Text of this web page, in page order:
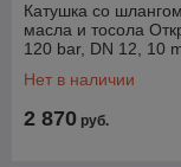
Катушка со
масла и тосола
120 bar, DN 12, 10
Нет в наличии
2 870 руб.